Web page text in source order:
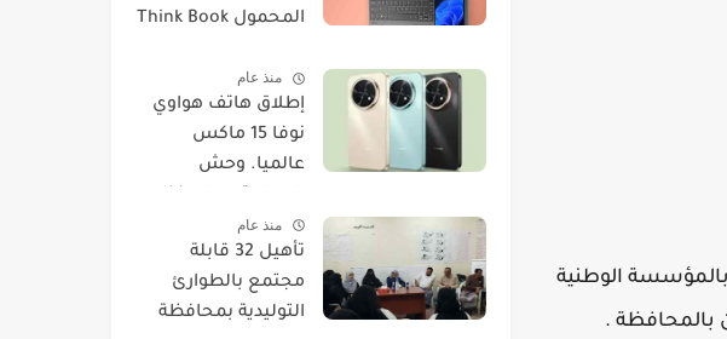
الوطنية
بالمحافظة .
المحمول Think Book
منذ عام
​إطلاق هاتف هواوي
نوفا 15 ماكس
عالميا. وحش
EMUI 14.
منذ عام
تأهيل 32 قابلة
مجتمع بالطوارئ
التوليدية بمحافظة